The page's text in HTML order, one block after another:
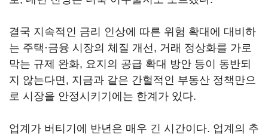
결국 지속적인 금리 인상에 따른 위험 확대에 대비하
는 주택·금융 시장의 체질 개선, 거래 정상화를 가로
막는 규제 완화, 요지의 공급 확대 방안 등이 동반되
지 않는다면, 지금과 같은 간헐적인 부동산 정책만으
로 시장을 안정시키기에는 한계가 있다.
업계가 버티기에 반년은 매우 긴 시간이다. 업계의 추